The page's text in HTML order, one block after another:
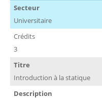
Secteur
Universitaire
Crédits
3
Titre
Introduction à la statique
Description